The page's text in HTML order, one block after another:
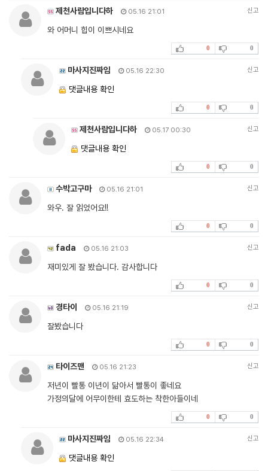
제천사람입니다하 05.16 21:01 신고
와 어머니 힙이 이쁘시네요
0 0
마사지진짜임 05.16 22:30 신고
댓글내용 확인
0 0
제천사람입니다하 05.17 00:30 신고
댓글내용 확인
0 0
수박고구마 05.16 21:01 신고
와우. 잘 읽었어요!!
0 0
fada 05.16 21:03 신고
재미있게 잘 봤습니다. 감사합니다
0 0
경타이 05.16 21:19 신고
잘봤습니다
0 0
타이즈맨 05.16 21:23 신고
저년이 빨통 이년이 닮아서 빨통이 좋네요
가정의달에 어무이한테 효도하는 착한아들이네
0 0
마사지진짜임 05.16 22:34 신고
댓글내용 확인